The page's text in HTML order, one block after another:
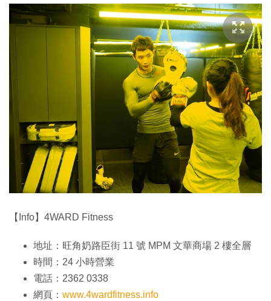
【Info】4WARD Fitness
地址：旺角奶路臣街 11 號 MPM 文華商場 2 樓全層
時間：24 小時營業
電話：2362 0338
網頁： www.4wardfitness.info